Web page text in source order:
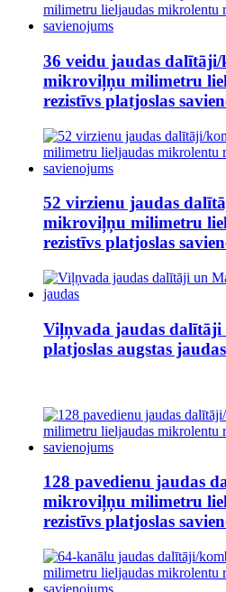
36 veidu jaudas
mikroviļņu milimetru
rezistīvs platjoslas
52 virzienu jaudas
mikroviļņu milimetru
rezistīvs platjoslas
Viļņvada jaudas dalītāji
platjoslas augstas jaudas
128 pavedienu jaudas
mikroviļņu milimetru
rezistīvs platjoslas